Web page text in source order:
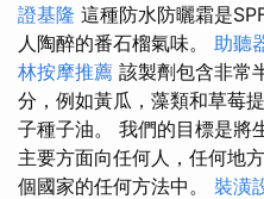
證基隆 這種防水防曬霜是
人陶醉的番石榴氣味。 助聽
林按摩推薦 該製劑包含非常
分，例如黃瓜，藻類和草莓
子種子油。 我們的目標是將
主要方面向任何人，任何地
個國家的任何方法中。 裝潢